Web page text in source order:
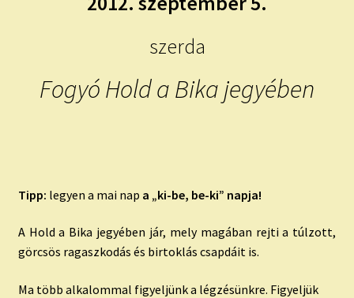
szerda
Fogyó Hold a Bika jegyében
Tipp: legyen a mai nap a „ki-be, be-ki” napja!
A Hold a Bika jegyében jár, mely magában rejti a túlzott,
görcsös ragaszkodás és birtoklás csapdáit is.
Ma több alkalommal figyeljünk a légzésünkre. Figyeljük